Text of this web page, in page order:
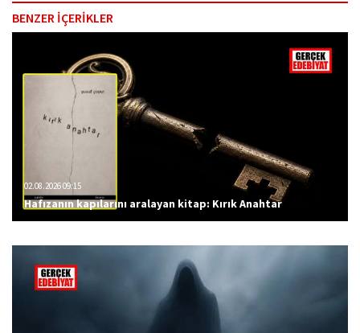
BENZER İÇERİKLER
02.08.2026 09:15
Hafızanın kapılarını aralayan kitap: Kırık Anahtar